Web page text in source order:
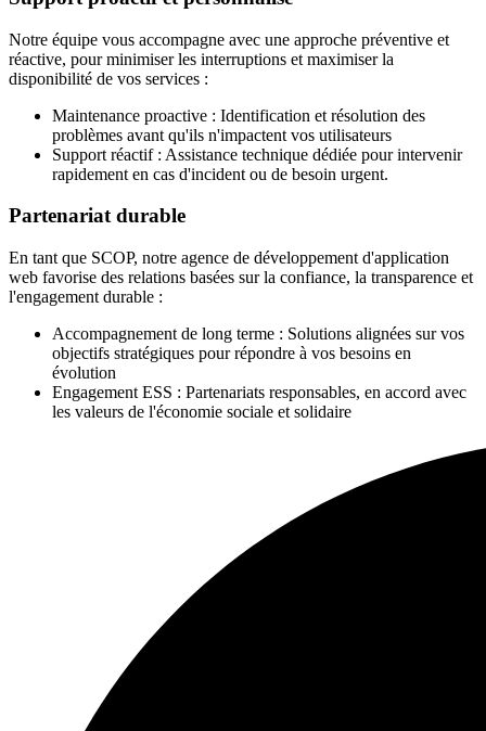
Notre équipe vous accompagne avec une approche préventive et
réactive, pour minimiser les interruptions et maximiser la
disponibilité de vos services :
Maintenance proactive : Identification et résolution des
problèmes avant qu'ils n'impactent vos utilisateurs
Support réactif: Assistance technique dédiée pour intervenir
rapidement en cas d'incident ou de besoin urgent.
Partenariat durable
En tant que SCOP, notre agence de développement d'application
web favorise des relations basées sur la confiance, la transparence et
l'engagement durable :
Accompagnement de long terme : Solutions alignées sur vos
objectifs stratégiques pour répondre à vos besoins en
évolution
Engagement ESS : Partenariats responsables, en accord avec
les valeurs de l'économie sociale et solidaire